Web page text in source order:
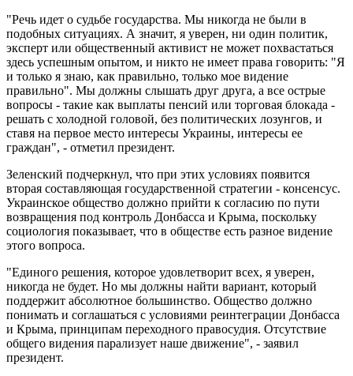
"Речь идет о судьбе государства. Мы никогда не были в
подобных ситуациях. А значит, я уверен, ни один политик,
эксперт или общественный активист не может похвастаться
здесь успешным опытом, и никто не имеет права говорить: "Я
и только я знаю, как правильно, только мое видение
правильно". Мы должны слышать друг друга, а все острые
вопросы - такие как выплаты пенсий или торговая блокада -
решать с холодной головой, без политических лозунгов, и
ставя на первое место интересы Украины, интересы ее
граждан", - отметил президент.
Зеленский подчеркнул, что при этих условиях появится
вторая составляющая государственной стратегии - консенсус.
Украинское общество должно прийти к согласию по пути
возвращения под контроль Донбасса и Крыма, поскольку
социология показывает, что в обществе есть разное видение
этого вопроса.
"Единого решения, которое удовлетворит всех, я уверен,
никогда не будет. Но мы должны найти вариант, который
поддержит абсолютное большинство. Общество должно
понимать и соглашаться с условиями реинтеграции Донбасса
и Крыма, принципам переходного правосудия. Отсутствие
общего видения парализует наше движение", - заявил
президент.